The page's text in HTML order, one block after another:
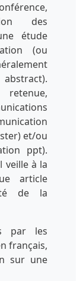
des
étude
(ou
et/ou
ppt).
veille à la
article
de la
par les
français,
sur une